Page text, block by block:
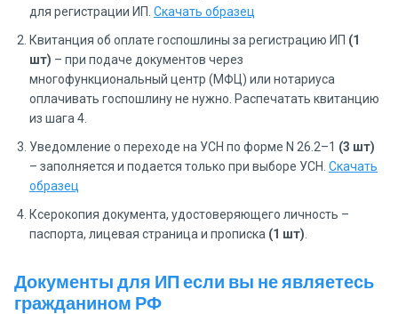
для регистрации ИП. Скачать образец
Квитанция об оплате госпошлины за регистрацию ИП (1
шт) – при подаче документов через
многофункциональный центр (МФЦ) или нотариуса
оплачивать госпошлину не нужно. Распечатать квитанцию
из шага 4.
Уведомление о переходе на УСН по форме N 26.2–1 (3 шт)
– заполняется и подается только при выборе УСН. Скачать
образец
Ксерокопия документа, удостоверяющего личность –
паспорта, лицевая страница и прописка (1 шт)
Документы для ИП если вы не являетесь
гражданином РФ